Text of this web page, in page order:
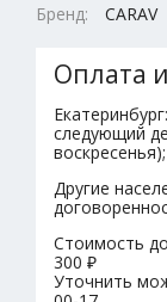
Бренд: CARAV
Оплата
следующий
воскресенья);
Другие
Стоимость
300 ₽
Уточнить